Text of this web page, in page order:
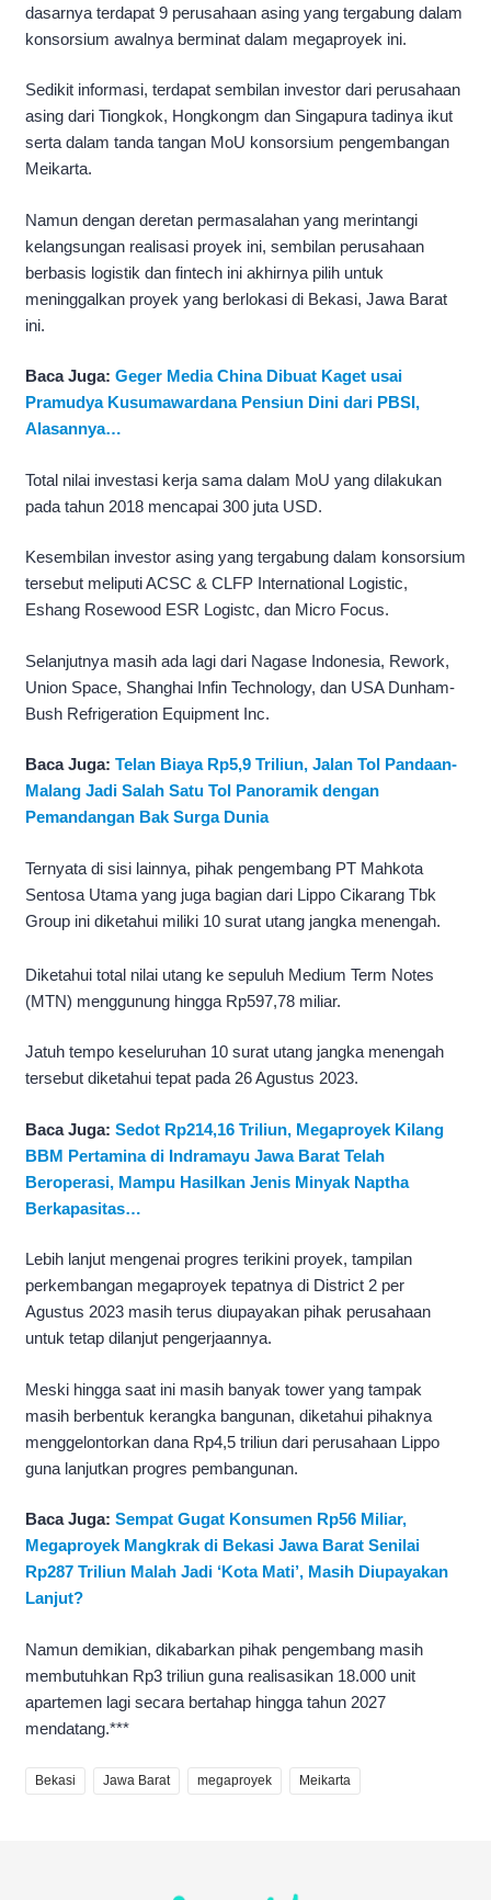
dasarnya terdapat 9 perusahaan asing yang tergabung dalam
konsorsium awalnya berminat dalam megaproyek ini.
Sedikit informasi, terdapat sembilan investor dari perusahaan
asing dari Tiongkok, Hongkongm dan Singapura tadinya ikut
serta dalam tanda tangan MoU konsorsium pengembangan
Meikarta.
Namun dengan deretan permasalahan yang merintangi
kelangsungan realisasi proyek ini, sembilan perusahaan
berbasis logistik dan fintech ini akhirnya pilih untuk
meninggalkan proyek yang berlokasi di Bekasi, Jawa Barat
ini.
Baca Juga: Geger Media China Dibuat Kaget usai
Pramudya Kusumawardana Pensiun Dini dari PBSI,
Alasannya…
Total nilai investasi kerja sama dalam MoU yang dilakukan
pada tahun 2018 mencapai 300 juta USD.
Kesembilan investor asing yang tergabung dalam konsorsium
tersebut meliputi ACSC & CLFP International Logistic,
Eshang Rosewood ESR Logistc, dan Micro Focus.
Selanjutnya masih ada lagi dari Nagase Indonesia, Rework,
Union Space, Shanghai Infin Technology, dan USA Dunham-
Bush Refrigeration Equipment Inc.
Baca Juga: Telan Biaya Rp5,9 Triliun, Jalan Tol Pandaan-
Malang Jadi Salah Satu Tol Panoramik dengan
Pemandangan Bak Surga Dunia
Ternyata di sisi lainnya, pihak pengembang PT Mahkota
Sentosa Utama yang juga bagian dari Lippo Cikarang Tbk
Group ini diketahui miliki 10 surat utang jangka menengah.
Diketahui total nilai utang ke sepuluh Medium Term Notes
(MTN) menggunung hingga Rp597,78 miliar.
Jatuh tempo keseluruhan 10 surat utang jangka menengah
tersebut diketahui tepat pada 26 Agustus 2023.
Baca Juga: Sedot Rp214,16 Triliun, Megaproyek Kilang
BBM Pertamina di Indramayu Jawa Barat Telah
Beroperasi, Mampu Hasilkan Jenis Minyak Naptha
Berkapasitas…
Lebih lanjut mengenai progres terikini proyek, tampilan
perkembangan megaproyek tepatnya di District 2 per
Agustus 2023 masih terus diupayakan pihak perusahaan
untuk tetap dilanjut pengerjaannya.
Meski hingga saat ini masih banyak tower yang tampak
masih berbentuk kerangka bangunan, diketahui pihaknya
menggelontorkan dana Rp4,5 triliun dari perusahaan Lippo
guna lanjutkan progres pembangunan.
Baca Juga: Sempat Gugat Konsumen Rp56 Miliar,
Megaproyek Mangkrak di Bekasi Jawa Barat Senilai
Rp287 Triliun Malah Jadi ‘Kota Mati’, Masih Diupayakan
Lanjut?
Namun demikian, dikabarkan pihak pengembang masih
membutuhkan Rp3 triliun guna realisasikan 18.000 unit
apartemen lagi secara bertahap hingga tahun 2027
mendatang.***
Bekasi Jawa Barat megaproyek Meikarta